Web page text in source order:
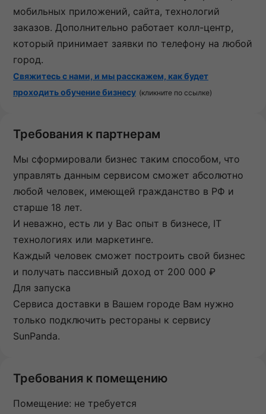
мобильных приложений, сайта, технологий
заказов. Дополнительно работает колл-центр,
который принимает заявки по телефону на любой
город.
Свяжитесь с нами, и мы расскажем, как будет
проходить обучение бизнесу (кликните по ссылке)
Требования к партнерам
Мы сформировали бизнес таким способом, что
управлять данным сервисом сможет абсолютно
любой̆ человек, имеющей гражданство в РФ и
старше 18 лет.
И неважно, есть ли у Вас опыт в бизнесе, IT
технологиях или маркетинге.
Каждый̆ человек сможет построить свой бизнес
и получать пассивный̆ доход от 200 000 ₽
Для запуска
Сервиса доставки в Вашем городе Вам нужно
только подключить рестораны к сервису
SunPanda.
Требования к помещению
Помещение: не требуется